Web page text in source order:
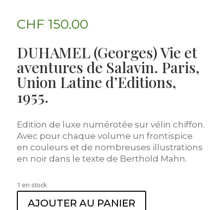
CHF 150.00
DUHAMEL (Georges) Vie et
aventures de Salavin. Paris,
Union Latine d’Editions,
1955.
Edition de luxe numérotée sur vélin chiffon.
Avec pour chaque volume un frontispice
en couleurs et de nombreuses illustrations
en noir dans le texte de Berthold Mahn.
1 en stock
AJOUTER AU PANIER